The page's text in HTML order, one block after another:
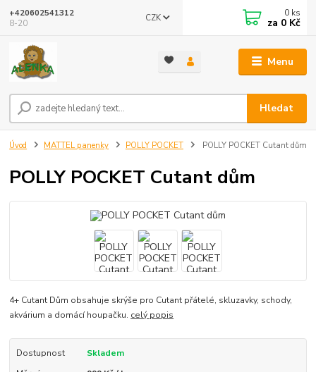
Menu
CZK
Hledat
+420602541312
8-20
0 ks
za 0 Kč
Úvod MATTEL panenky POLLY POCKET POLLY POCKET Cutant dům
POLLY POCKET Cutant dům
4+ Cutant Dům obsahuje skrýše pro Cutant přátelé, skluzavky, schody,
akvárium a domácí houpačku. celý popis
Dostupnost
Skladem